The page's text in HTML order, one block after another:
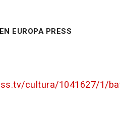
EUROPA PRESS
cultura/1041627/1/